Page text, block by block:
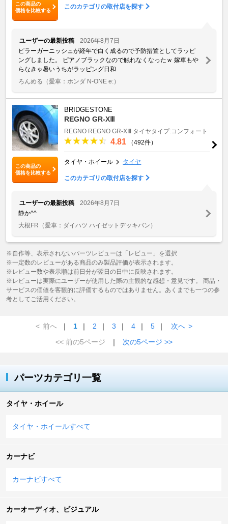
この商品の
価格を比較する
このカテゴリの取付店を探す
ユーザーの最新投稿
2026年8月7日
ピラーガーニッシュが経年で白く成るので予防措置としてラッピ
ングしました。 ピアノブラックなので触れなくなったｗ 嫁車もや
らなきゃ暑いうちがラッピング日和
ろんめる （愛車：ホンダ N-ONE e:）
この商品の
価格を比較する
BRIDGESTONE
REGNO GR-XⅢ
REGNO REGNO GR-XⅢ タイヤタイプ:コンフォート
4.81 （492件）
タイヤ・ホイール タイヤ
このカテゴリの取付店を探す
ユーザーの最新投稿
2026年8月7日
静か^^
大根FR （愛車：ダイハツ ハイゼットデッキバン）
※自作等、表示されないパーツレビューは「レビュー」を選択
※一定数のレビューがある商品のみ製品評価が表示されます。
※レビュー数や表示順は前日分が翌日の日中に反映されます。
※レビューは実際にユーザーが使用した際の主観的な感想・意見です。 商品・
サービスの価値を客観的に評価するものではありません。あくまでも一つの参
考としてご活用ください。
< 前へ ｜ 1 ｜ 2 ｜ 3 ｜ 4 ｜ 5 ｜ 次へ >
<< 前の5ページ
｜ 次の5ページ >>
パーツカテゴリ一覧
タイヤ・ホイール
タイヤ・ホイールすべて
カーナビ
カーナビすべて
カーオーディオ、ビジュアル